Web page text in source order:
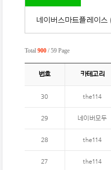
네이버스마트플레이스
Total 900 / 59 Page
번호 카테고리
30 the114
29 네이버모두
28 the114
27 the114